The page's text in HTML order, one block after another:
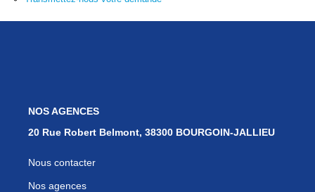
NOS AGENCES
20 Rue Robert Belmont, 38300 BOURGOIN-JALLIEU
Nous contacter
Nos agences